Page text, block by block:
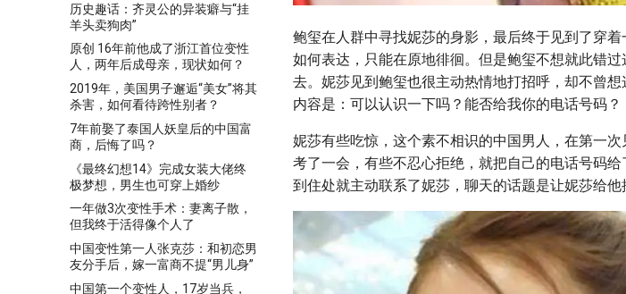
历史趣话：齐灵公的异装癖与“挂
羊头卖狗肉”
原创 16年前他成了浙江首位变性
人，两年后成母亲，现状如何？
2019年，美国男子邂逅“美女”将其
杀害，如何看待跨性别者？
7年前娶了泰国人妖皇后的中国富
商，后悔了吗？
《最终幻想14》完成女装大佬终
极梦想，男生也可穿上婚纱
一年做3次变性手术：妻离子散，
但我终于活得像个人了
中国变性第一人张克莎：和初恋男
友分手后，嫁一富商不提“男儿身”
中国第一个变性人，17岁当兵，
鲍玺在人群中寻找妮莎的身影，最后终于见到了穿
如何表达，只能在原地徘徊。但是鲍玺不想就此错
去。妮莎见到鲍玺也很主动热情地打招呼，却不曾
内容是：可以认识一下吗？能否给我你的电话号码？
妮莎有些吃惊，这个素不相识的中国男人，在第一
考了一会，有些不忍心拒绝，就把自己的电话号码
到住处就主动联系了妮莎，聊天的话题是让妮莎给他